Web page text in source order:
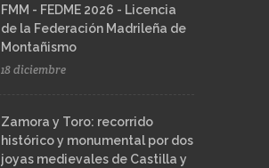
FMM - FEDME 2026 - Licencia
de la Federación Madrileña de
Montañismo
18 diciembre
Zamora y Toro: recorrido
histórico y monumental por dos
joyas medievales de Castilla y